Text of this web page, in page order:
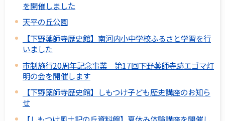
を開催しました
天平の丘公園
【下野薬師寺歴史館】南河内小中学校ふるさと学習を行
いました
市制施行20周年記念事業 第17回下野薬師寺跡エゴマ灯
明の会を開催します
【下野薬師寺歴史館】しもつけ子ども歴史講座のお知ら
せ